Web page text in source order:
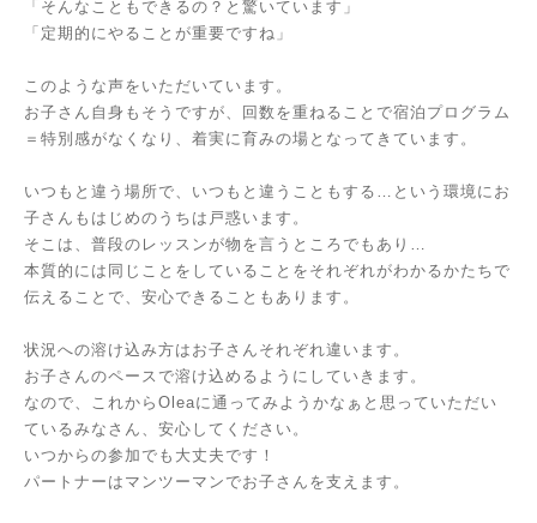
「そんなこともできるの？と驚いています」
「定期的にやることが重要ですね」
このような声をいただいています。
お子さん自身もそうですが、回数を重ねることで宿泊プログラム
＝特別感がなくなり、着実に育みの場となってきています。
いつもと違う場所で、いつもと違うこともする…という環境にお
子さんもはじめのうちは戸惑います。
そこは、普段のレッスンが物を言うところでもあり…
本質的には同じことをしていることをそれぞれがわかるかたちで
伝えることで、安心できることもあります。
状況への溶け込み方はお子さんそれぞれ違います。
お子さんのペースで溶け込めるようにしていきます。
なので、これからOleaに通ってみようかなぁと思っていただい
ているみなさん、安心してください。
いつからの参加でも大丈夫です！
パートナーはマンツーマンでお子さんを支えます。